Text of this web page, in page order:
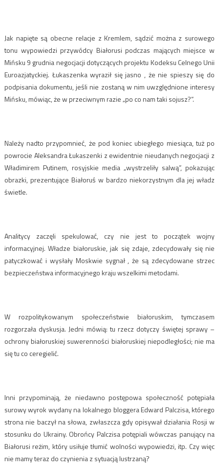
Jak napięte są obecne relacje z Kremlem, sądzić można z surowego
tonu wypowiedzi przywódcy Białorusi podczas mających miejsce w
Mińsku 9 grudnia negocjacji dotyczących projektu Kodeksu Celnego Unii
Euroazjatyckiej. Łukaszenka wyraził się jasno , że nie spieszy się do
podpisania dokumentu, jeśli nie zostaną w nim uwzględnione interesy
Mińsku, mówiąc, że w przeciwnym razie „po co nam taki sojusz?”.
Należy nadto przypomnieć, że pod koniec ubiegłego miesiąca, tuż po
powrocie Aleksandra Łukaszenki z ewidentnie nieudanych negocjacji z
Władimirem Putinem, rosyjskie media „wystrzeliły salwą”, pokazując
obrazki, prezentujące Białoruś w bardzo niekorzystnym dla jej władz
świetle.
Analitycy zaczęli spekulować, czy nie jest to początek wojny
informacyjnej. Władze białoruskie, jak się zdaje, zdecydowały się nie
patyczkować i wysłały Moskwie sygnał , że są zdecydowane strzec
bezpieczeństwa informacyjnego kraju wszelkimi metodami.
W rozpolitykowanym społeczeństwie białoruskim, tymczasem
rozgorzała dyskusja. Jedni mówią: tu rzecz dotyczy świętej sprawy –
ochrony białoruskiej suwerenności białoruskiej niepodległości; nie ma
się tu co ceregielić.
Inni przypominają, że niedawno postępowa społeczność potępiała
surowy wyrok wydany na lokalnego bloggera Edward Palczisa, którego
strona nie baczył na słowa, zwłaszcza gdy opisywał działania Rosji w
stosunku do Ukrainy. Obrońcy Palczisa potępiali wówczas panujący na
Białorusi reżim, który usiłuje tłumić wolności wypowiedzi, itp. Czy więc
nie mamy teraz do czynienia z sytuacją lustrzaną?